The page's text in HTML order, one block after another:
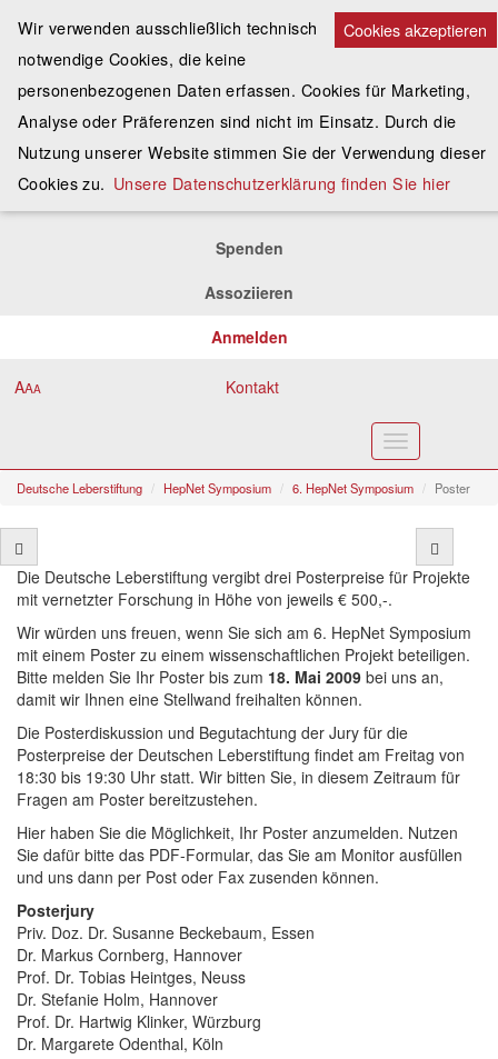
Spenden
Assoziieren
Anmelden
AAA Kontakt
Toggle
navigation
Deutsche Leberstiftung HepNet Symposium 6. HepNet Symposium Poster
Die Deutsche Leberstiftung vergibt drei Posterpreise für Projekte
mit vernetzter Forschung in Höhe von jeweils € 500,-.
Wir würden uns freuen, wenn Sie sich am 6. HepNet Symposium
mit einem Poster zu einem wissenschaftlichen Projekt beteiligen.
Bitte melden Sie Ihr Poster bis zum 18. Mai 2009 bei uns an,
damit wir Ihnen eine Stellwand freihalten können.
Die Posterdiskussion und Begutachtung der Jury für die
Posterpreise der Deutschen Leberstiftung findet am Freitag von
18:30 bis 19:30 Uhr statt. Wir bitten Sie, in diesem Zeitraum für
Fragen am Poster bereitzustehen.
Hier haben Sie die Möglichkeit, Ihr Poster anzumelden. Nutzen
Sie dafür bitte das PDF-Formular, das Sie am Monitor ausfüllen
und uns dann per Post oder Fax zusenden können.
Posterjury
Priv. Doz. Dr. Susanne Beckebaum, Essen
Dr. Markus Cornberg, Hannover
Prof. Dr. Tobias Heintges, Neuss
Dr. Stefanie Holm, Hannover
Prof. Dr. Hartwig Klinker, Würzburg
Dr. Margarete Odenthal, Köln
Cookies akzeptieren
Wir verwenden ausschließlich technisch
notwendige Cookies, die keine
personenbezogenen Daten erfassen. Cookies für Marketing,
Analyse oder Präferenzen sind nicht im Einsatz. Durch die
Nutzung unserer Website stimmen Sie der Verwendung dieser
Cookies zu. Unsere Datenschutzerklärung finden Sie hier